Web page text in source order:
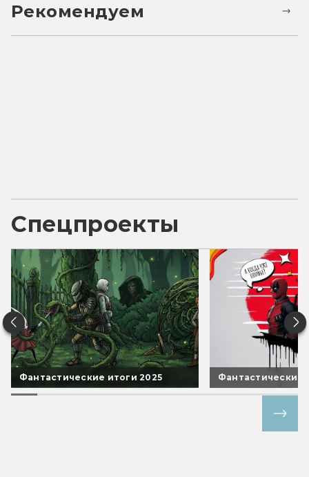
Рекомендуем
Спецпроекты
Фантастические итоги 2025 Фантастические